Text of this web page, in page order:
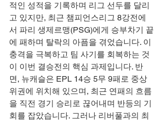
적인 성적을 기록하며 리그 선두를 달리
고 있지만, 최근 챔피언스리그 8강전에
서 파리 생제르맹(PSG)에게 승부차기 끝
에 패하며 탈락의 아픔을 겪었습니다. 이
충격을 극복하고 팀 사기를 회복하는 것
이 이번 결승전의 핵심 과제입니다. 반
면, 뉴캐슬은 EPL 14승 5무 9패로 중상
위권에 위치해 있으며, 최근 연패의 흐름
을 직전 경기 승리로 끊어내며 반등의 기
회를 잡았습니다. 그러나 리버풀과의 최